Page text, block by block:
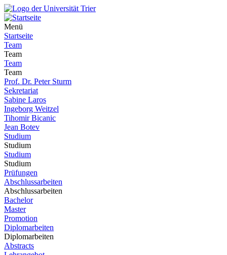
Menü
Startseite
Team
Team
Team
Team
Prof. Dr. Peter Sturm
Sekretariat
Sabine Laros
Ingeborg Weitzel
Tihomir Bicanic
Jean Botev
Studium
Studium
Studium
Studium
Prüfungen
Abschlussarbeiten
Abschlussarbeiten
Bachelor
Master
Promotion
Diplomarbeiten
Diplomarbeiten
Abstracts